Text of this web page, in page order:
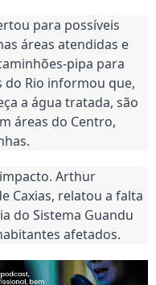
para possíveis
áreas atendidas e
pipa para
do Rio informou que,
a água tratada, são
áreas do Centro,
Arthur
Caxias, relatou a falta
do Sistema Guandu
afetados.